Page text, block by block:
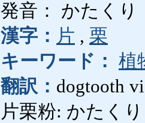
発音： かたくり
漢字： 片 , 栗
キーワード： 植
翻訳： dogtooth
片栗粉: かたく